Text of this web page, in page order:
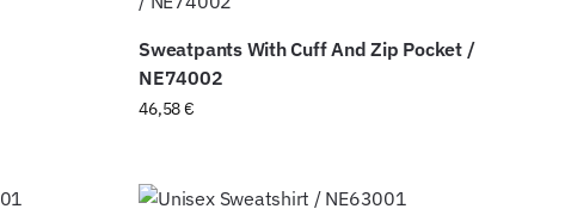
Sweatpants With Cuff And Zip Pocket /
NE74002
46,58€